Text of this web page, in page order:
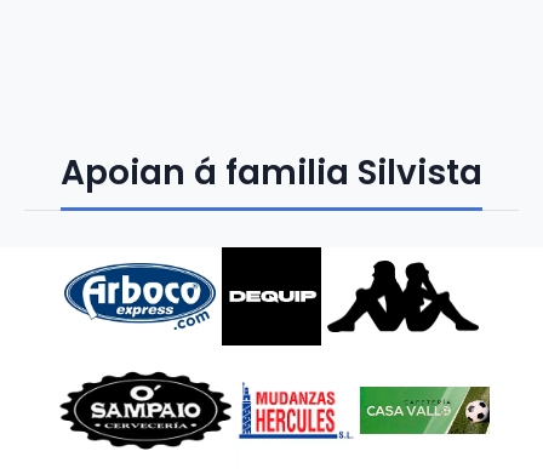
Apoian á familia Silvista